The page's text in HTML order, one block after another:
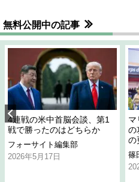
無料公開中の記事
4連戦の米中首脳会談、第1
戦で勝ったのはどちらか
フォーサイト編集部
2026年5月17日
マ
の
の
篠